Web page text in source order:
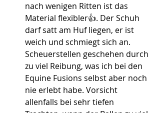
nach wenigen Ritten ist das
Material flexibler👍. Der Schuh
darf satt am Huf liegen, er ist
weich und schmiegt sich an.
Scheuerstellen geschehen durch
zu viel Reibung, was ich bei den
Equine Fusions selbst aber noch
nie erlebt habe. Vorsicht
allenfalls bei sehr tiefen